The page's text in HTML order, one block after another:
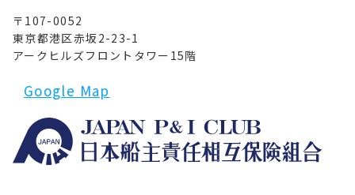
〒107-0052
東京都港区赤坂2-23-1
アークヒルズフロントタワー15階
Google Map